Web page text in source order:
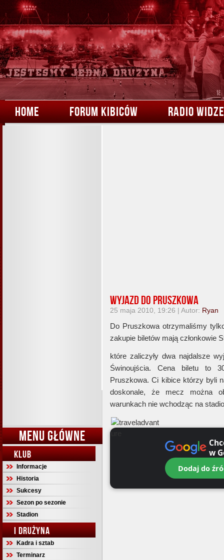
HOME FORUM KIBICÓW RADIO
MENU GŁÓWNE
KLUB
Informacje
Historia
Sukcesy
Sezon po sezonie
Stadion
I DRUŻYNA
Kadra i sztab
Terminarz
Wyjazd do Pruszkowa
25 maja 2010, 19:26 | Autor: Ryan
Do Pruszkowa otrzymaliśmy
zakupie biletów mają członkowie
które zaliczyły dwa najdalsze
Świnoujścia. Cena biletu to
Pruszkowa. Ci kibice którzy byli
doskonale, że mecz można
warunkach nie wchodząc na
w
Dodaj do